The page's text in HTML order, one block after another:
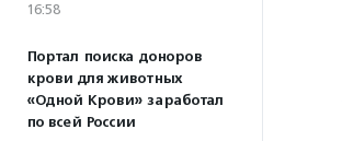
16:58
Портал поиска доноров
крови для животных
«Одной Крови» заработал
по всей России